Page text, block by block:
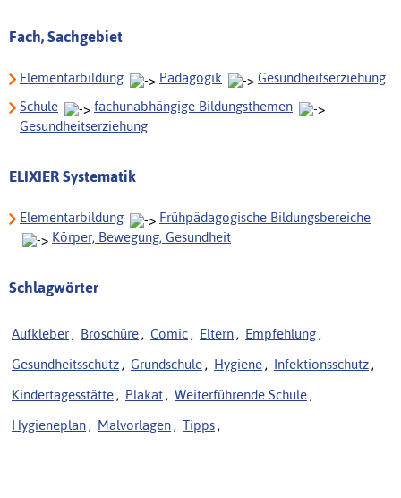
Fach, Sachgebiet
Elementarbildung Pädagogik
Gesundheitserziehung
Schule
fachunabhängige Bildungsthemen
Gesundheitserziehung
ELIXIER Systematik
Elementarbildung
Frühpädagogische Bildungsbereiche
Körper, Bewegung, Gesundheit
Schlagwörter
Aufkleber , Broschüre , Comic , Eltern , Empfehlung ,
Gesundheitsschutz , Grundschule , Hygiene , Infektionsschutz ,
Kindertagesstätte , Plakat , Weiterführende Schule ,
Hygieneplan , Malvorlagen , Tipps ,